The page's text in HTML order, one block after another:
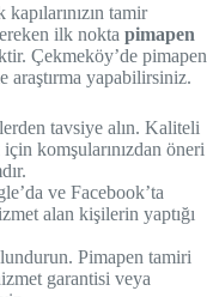
kapılarınızın tamir
ilk nokta pimapen
Çekmeköy’de pimapen
araştırma yapabilirsiniz.
tavsiye alın. Kaliteli
komşularınızdan öneri
ve Facebook’ta
alan kişilerin yaptığı
Pimapen tamiri
garantisi veya